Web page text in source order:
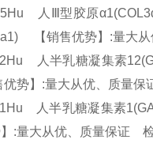
人Ⅲ型胶原
【销售优势】:量大
人半乳糖凝集素
势】:量大从优、质量
人半乳糖凝集素
:量大从优、质量保证